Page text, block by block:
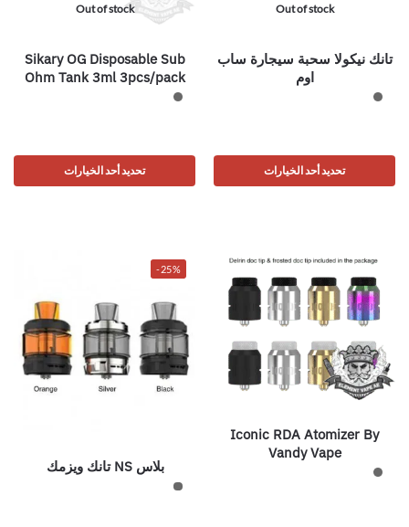
Out of stock
تانك نيكولا سحبة سيجارة ساب
اوم
تحديد أحد الخيارات
Out of stock
Sikary OG Disposable Sub
Ohm Tank 3ml 3pcs/pack
تحديد أحد الخيارات
Iconic RDA Atomizer By
Vandy Vape
-25%
بلاس NS تانك ويزمك